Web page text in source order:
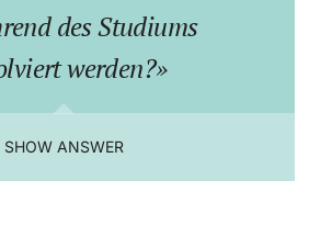
des Studiums
werden?
SHOW ANSWER